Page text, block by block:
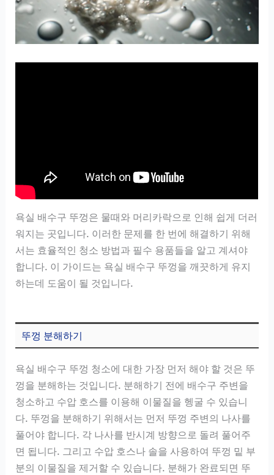
욕실 배수구 뚜껑은 물때와 머리카락으로 인해 쉽게 더러
워지는 곳입니다. 이러한 문제를 한 번에 해결하기 위해
서는 효율적인 청소 방법과 필수 용품들을 알고 계셔야
합니다. 이 가이드는 욕실 배수구 뚜껑을 깨끗하게 유지
하는데 도움이 될 것입니다.
뚜껑 분해하기
욕실 배수구 뚜껑 청소에 대한 가장 먼저 해야 할 것은 뚜
껑을 분해하는 것입니다. 분해하기 전에 배수구 주변을
청소하고 수압 호스를 이용해 이물질을 헹굴 수 있습니
다. 뚜껑을 분해하기 위해서는 먼저 뚜껑 주변의 나사를
풀어야 합니다. 각 나사를 반시계 방향으로 돌려 풀어주
면 됩니다. 그리고 수압 호스나 솔을 사용하여 뚜껑 밑 부
분의 이물질을 제거할 수 있습니다. 분해가 완료되면 뚜